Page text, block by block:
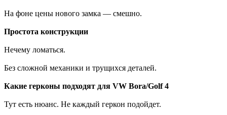
На фоне цены нового замка — смешно.
Простота конструкции
Нечему ломаться.
Без сложной механики и трущихся деталей.
Какие герконы подходят для VW Bora/Golf 4
Тут есть нюанс. Не каждый геркон подойдет.